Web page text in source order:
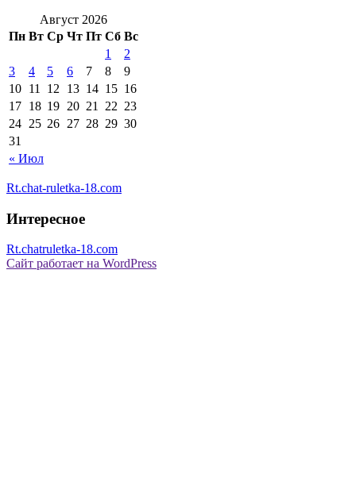
Август 2026
Пн Вт Ср Чт Пт Сб Вс
« Июл
1
2
3
4 5 6 7 8
9
10 11 12 13 14 15 16
17 18 19 20 21 22 23
24 25 26 27 28 29 30
31
Rt.chat-ruletka-18.com
Интересное
Rt.chatruletka-18.com
Сайт работает на WordPress